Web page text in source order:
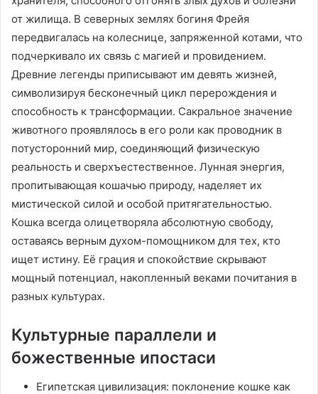
от жилища. В северных землях богиня Фрейя
передвигалась на колеснице, запряженной котами, что
подчеркивало их связь с магией и провидением.
Древние легенды приписывают им девять жизней,
символизируя бесконечный цикл перерождения и
способность к трансформации. Сакральное значение
животного проявлялось в его роли как проводник в
потусторонний мир, соединяющий физическую
реальность и сверхъестественное. Лунная энергия,
пропитывающая кошачью природу, наделяет их
мистической силой и особой притягательностью.
Кошка всегда олицетворяла абсолютную свободу,
оставаясь верным духом-помощником для тех, кто
ищет истину. Её грация и спокойствие скрывают
мощный потенциал, накопленный веками почитания в
разных культурах.
Культурные параллели и
божественные ипостаси
Египетская цивилизация: поклонение кошке как